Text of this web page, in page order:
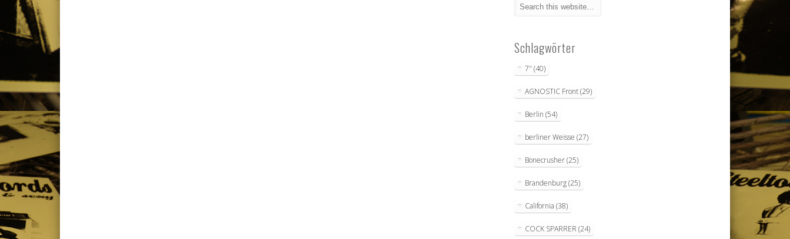
Schlagwörter
7" (40)
AGNOSTIC Front(29)
Berlin (54)
berliner Weisse (27)
Bonecrusher(25)
Brandenburg(25)
California (38)
COCK SPARRER (24)